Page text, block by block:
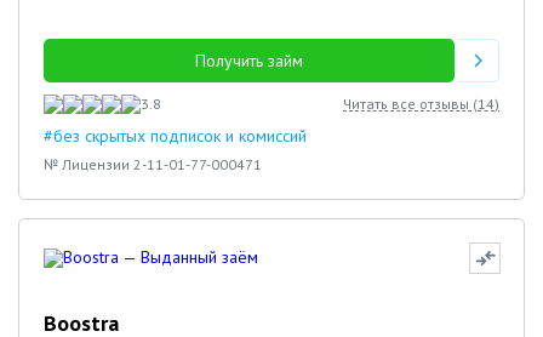
Получить займ
3.8 Читать все отзывы (14)
#без скрытых подписок и комиссий
№ Лицензии 2-11-01-77-000471
Boostra